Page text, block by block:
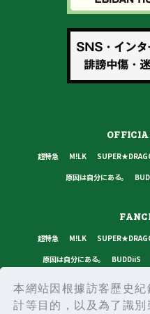
本網站因根據訪客歷史紀
計等目的，以及為了識別
超特急 M!LK
原因は自分にある。
超特急 M!LK
原因は自分にある。
BUDDiiS
プライバシーポリシー ご利用規約